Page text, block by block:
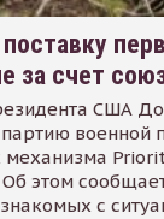
за счет
США
военной
этом
с